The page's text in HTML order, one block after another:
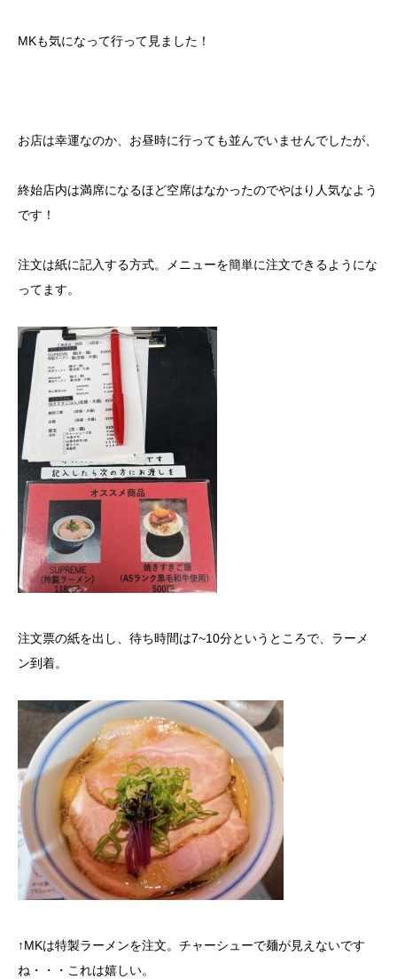
MKも気になって行って見ました！
お店は幸運なのか、お昼時に行っても並んでいませんでしたが、
終始店内は満席になるほど空席はなかったのでやはり人気なよう
です！
注文は紙に記入する方式。メニューを簡単に注文できるようにな
ってます。
注文票の紙を出し、待ち時間は7~10分というところで、ラーメ
ン到着。
↑MKは特製ラーメンを注文。チャーシューで麺が見えないです
ね・・・これは嬉しい。